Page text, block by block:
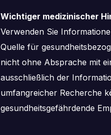
Wichtiger medizinischer
Verwenden Sie
Quelle für
nicht ohne Absprache mit
ausschließlich der
umfangreicher Recherche
gesundheitsgefährdende